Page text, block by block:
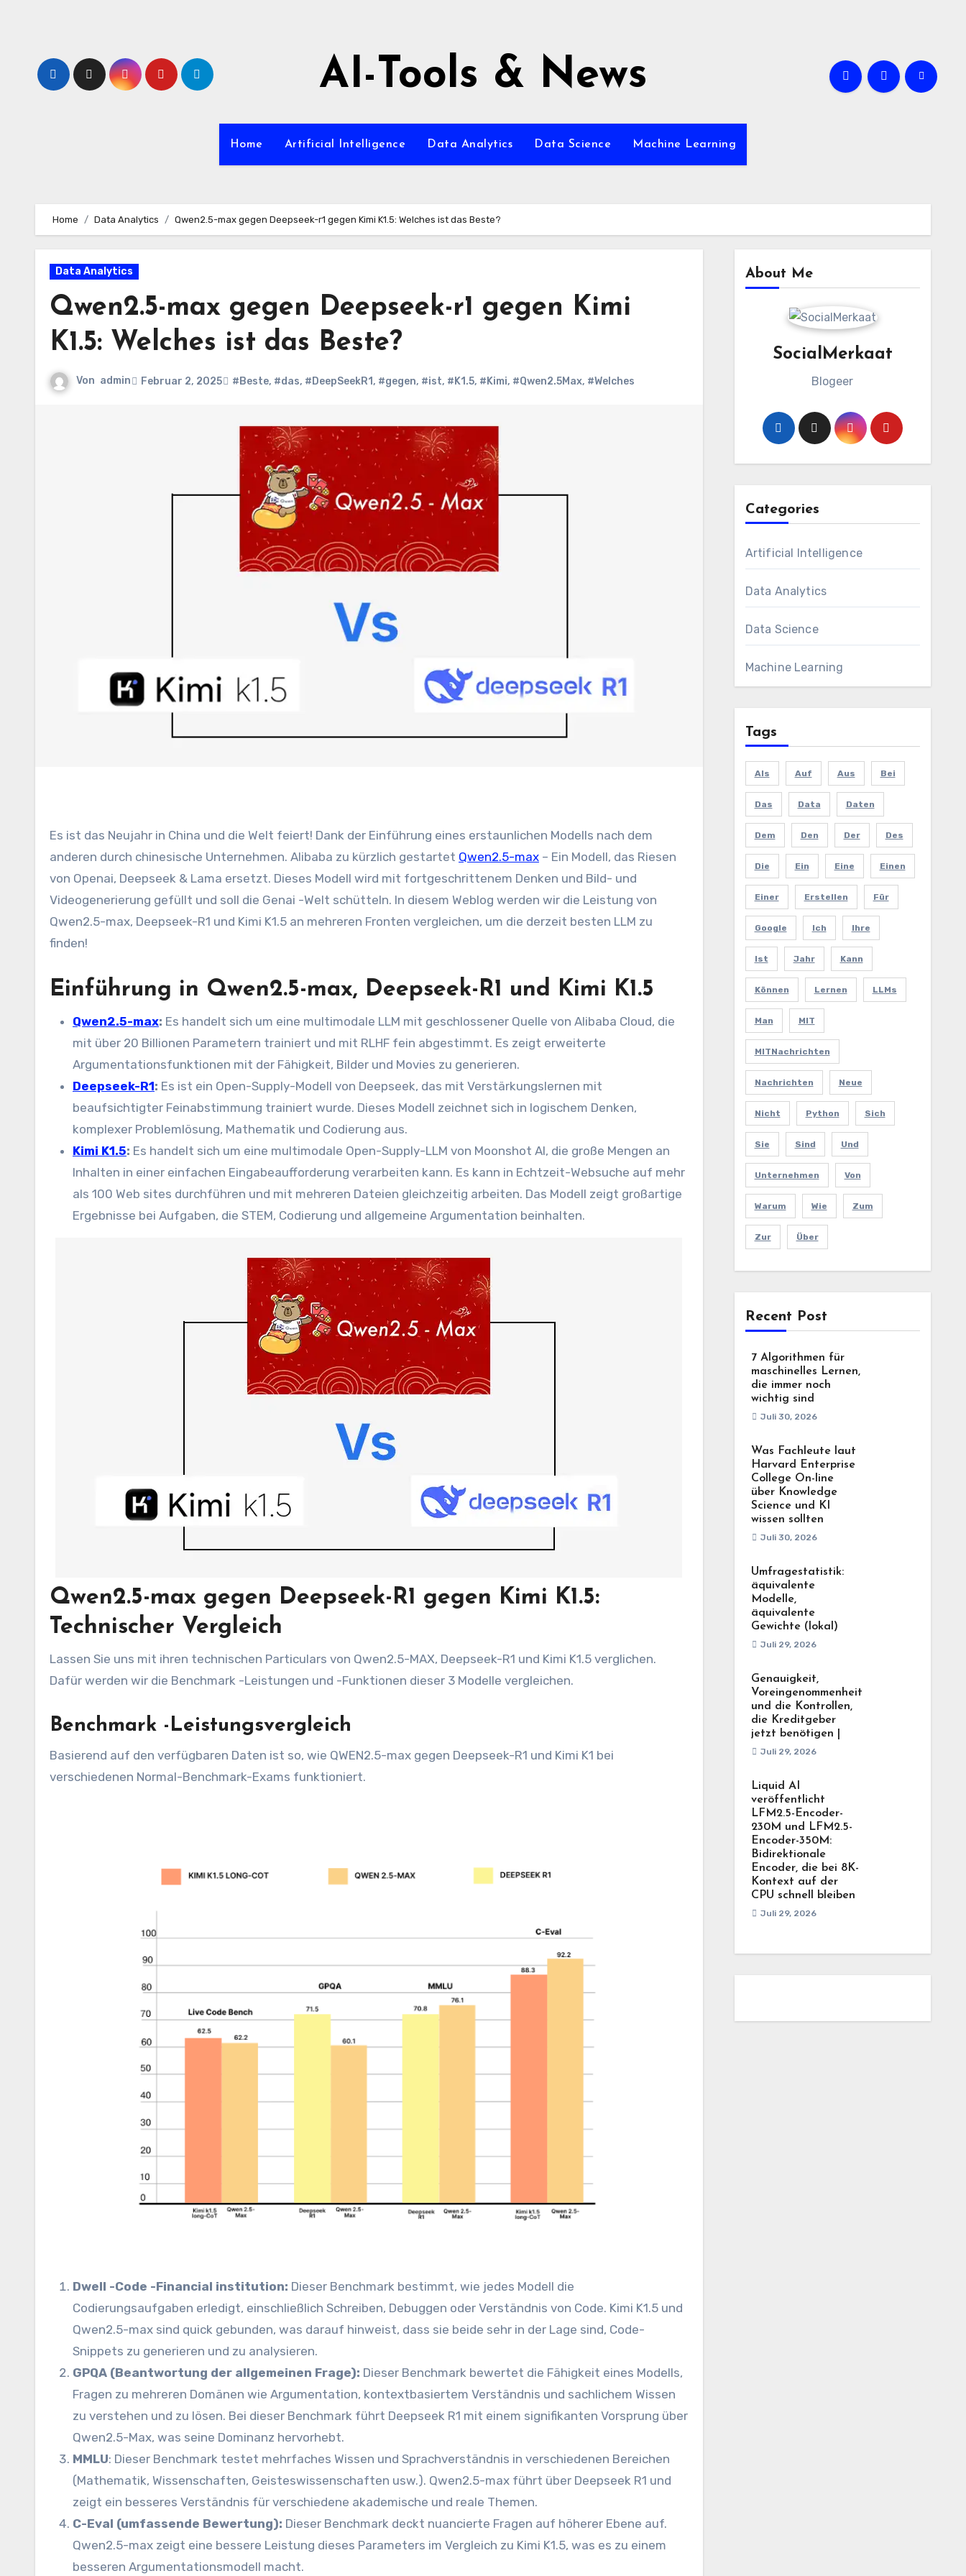
AI-Tools & News
Home Artificial Intelligence Data Analytics Data Science Machine Learning
Home Data Analytics Qwen2.5-max gegen Deepseek-r1 gegen Kimi K1.5: Welches ist das Beste?
Data Analytics
Qwen2.5-max gegen Deepseek-r1 gegen Kimi
K1.5: Welches ist das Beste?
Von admin Februar 2, 2025 #Beste, #das, #DeepSeekR1, #gegen, #ist, #K1.5, #Kimi, #Qwen2.5Max, #Welches
Es ist das Neujahr in China und die Welt feiert! Dank der Einführung eines erstaunlichen Modells nach dem
anderen durch chinesische Unternehmen. Alibaba zu kürzlich gestartet Qwen2.5-max – Ein Modell, das Riesen
von Openai, Deepseek & Lama ersetzt. Dieses Modell wird mit fortgeschrittenem Denken und Bild- und
Videogenerierung gefüllt und soll die Genai -Welt schütteln. In diesem Weblog werden wir die Leistung von
Qwen2.5-max, Deepseek-R1 und Kimi K1.5 an mehreren Fronten vergleichen, um die derzeit besten LLM zu
finden!
Einführung in Qwen2.5-max, Deepseek-R1 und Kimi K1.5
Qwen2.5-max: Es handelt sich um eine multimodale LLM mit geschlossener Quelle von Alibaba Cloud, die
mit über 20 Billionen Parametern trainiert und mit RLHF fein abgestimmt. Es zeigt erweiterte
Argumentationsfunktionen mit der Fähigkeit, Bilder und Movies zu generieren.
Deepseek-R1: Es ist ein Open-Supply-Modell von Deepseek, das mit Verstärkungslernen mit
beaufsichtigter Feinabstimmung trainiert wurde. Dieses Modell zeichnet sich in logischem Denken,
komplexer Problemlösung, Mathematik und Codierung aus.
Kimi K1.5: Es handelt sich um eine multimodale Open-Supply-LLM von Moonshot AI, die große Mengen an
Inhalten in einer einfachen Eingabeaufforderung verarbeiten kann. Es kann in Echtzeit-Websuche auf mehr
als 100 Web sites durchführen und mit mehreren Dateien gleichzeitig arbeiten. Das Modell zeigt großartige
Ergebnisse bei Aufgaben, die STEM, Codierung und allgemeine Argumentation beinhalten.
Qwen2.5-max gegen Deepseek-R1 gegen Kimi K1.5:
Technischer Vergleich
Lassen Sie uns mit ihren technischen Particulars von Qwen2.5-MAX, Deepseek-R1 und Kimi K1.5 verglichen.
Dafür werden wir die Benchmark -Leistungen und -Funktionen dieser 3 Modelle vergleichen.
Benchmark -Leistungsvergleich
Basierend auf den verfügbaren Daten ist so, wie QWEN2.5-max gegen Deepseek-R1 und Kimi K1 bei
verschiedenen Normal-Benchmark-Exams funktioniert.
Dwell -Code -Financial institution: Dieser Benchmark bestimmt, wie jedes Modell die
Codierungsaufgaben erledigt, einschließlich Schreiben, Debuggen oder Verständnis von Code. Kimi K1.5 und
Qwen2.5-max sind quick gebunden, was darauf hinweist, dass sie beide sehr in der Lage sind, Code-
Snippets zu generieren und zu analysieren.
GPQA (Beantwortung der allgemeinen Frage): Dieser Benchmark bewertet die Fähigkeit eines Modells,
Fragen zu mehreren Domänen wie Argumentation, kontextbasiertem Verständnis und sachlichem Wissen
zu verstehen und zu lösen. Bei dieser Benchmark führt Deepseek R1 mit einem signifikanten Vorsprung über
Qwen2.5-Max, was seine Dominanz hervorhebt.
MMLU: Dieser Benchmark testet mehrfaches Wissen und Sprachverständnis in verschiedenen Bereichen
(Mathematik, Wissenschaften, Geisteswissenschaften usw.). Qwen2.5-max führt über Deepseek R1 und
zeigt ein besseres Verständnis für verschiedene akademische und reale Themen.
C-Eval (umfassende Bewertung): Dieser Benchmark deckt nuancierte Fragen auf höherer Ebene auf.
Qwen2.5-max zeigt eine bessere Leistung dieses Parameters im Vergleich zu Kimi K1.5, was es zu einem
besseren Argumentationsmodell macht.
About Me
SocialMerkaat
Blogeer
Categories
Artificial Intelligence
Data Analytics
Data Science
Machine Learning
Tags
Als Auf Aus Bei
Das Data Daten
Dem Den Der Des
Die Ein Eine Einen
Einer Erstellen Für
Google Ich Ihre
Ist Jahr Kann
Können Lernen LLMs
Man MIT
MITNachrichten
Nachrichten Neue
Nicht Python Sich
Sie Sind Und
Unternehmen Von
Warum Wie Zum
Zur Über
Recent Post
7 Algorithmen für
maschinelles Lernen,
die immer noch
wichtig sind
Juli 30, 2026
Was Fachleute laut
Harvard Enterprise
College On-line
über Knowledge
Science und KI
wissen sollten
Juli 30, 2026
Umfragestatistik:
äquivalente
Modelle,
äquivalente
Gewichte (lokal)
Juli 29, 2026
Genauigkeit,
Voreingenommenheit
und die Kontrollen,
die Kreditgeber
jetzt benötigen |
Juli 29, 2026
Liquid AI
veröffentlicht
LFM2.5-Encoder-
230M und LFM2.5-
Encoder-350M:
Bidirektionale
Encoder, die bei 8K-
Kontext auf der
CPU schnell bleiben
Juli 29, 2026